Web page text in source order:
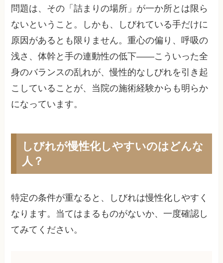
問題は、その「詰まりの場所」が一か所とは限ら
ないということ。しかも、しびれている手だけに
原因があるとも限りません。重心の偏り、呼吸の
浅さ、体幹と手の連動性の低下——こういった全
身のバランスの乱れが、慢性的なしびれを引き起
こしていることが、当院の施術経験からも明らか
になっています。
しびれが慢性化しやすいのはどんな
人？
特定の条件が重なると、しびれは慢性化しやすく
なります。当てはまるものがないか、一度確認し
てみてください。